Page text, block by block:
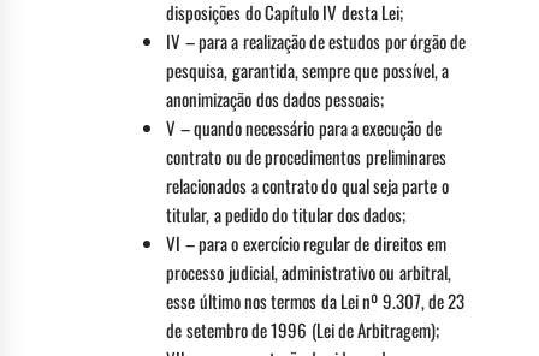
disposições do Capítulo IV desta Lei;
IV – para a realização de estudos por órgão de
pesquisa, garantida, sempre que possível, a
anonimização dos dados pessoais;
V – quando necessário para a execução de
contrato ou de procedimentos preliminares
relacionados a contrato do qual seja parte o
titular, a pedido do titular dos dados;
VI – para o exercício regular de direitos em
processo judicial, administrativo ou arbitral,
esse último nos termos da Lei nº 9.307, de 23
de setembro de 1996 (Lei de Arbitragem);